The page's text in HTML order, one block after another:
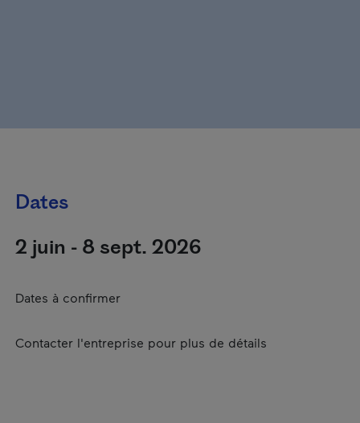
Dates
2 juin - 8 sept. 2026
Dates à confirmer
Contacter l'entreprise pour plus de détails